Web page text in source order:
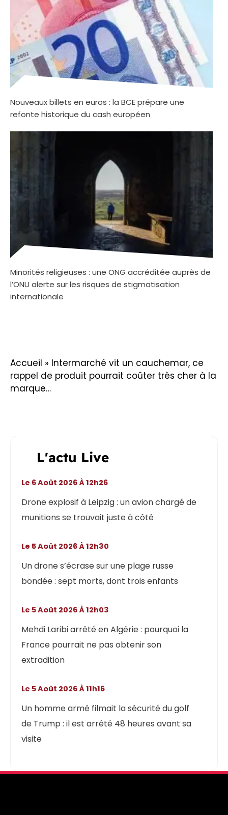
Nouveaux billets en euros : la BCE prépare une
refonte historique du cash européen
Minorités religieuses : une ONG accréditée auprès de
l’ONU alerte sur les risques de stigmatisation
internationale
Accueil » Intermarché vit un cauchemar, ce
rappel de produit pourrait coûter très cher à la
marque…
L'actu Live
Drone explosif à Leipzig : un avion chargé de
munitions se trouvait juste à côté
Le 6 Août 2026 À 12h26
Un drone s’écrase sur une plage russe
bondée : sept morts, dont trois enfants
Le 5 Août 2026 À 12h30
Mehdi Laribi arrêté en Algérie : pourquoi la
France pourrait ne pas obtenir son
extradition
Le 5 Août 2026 À 12h03
Un homme armé filmait la sécurité du golf
de Trump : il est arrêté 48 heures avant sa
visite
Le 5 Août 2026 À 11h16